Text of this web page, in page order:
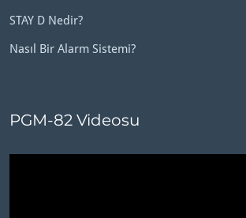
STAY D Nedir?
Nasıl Bir Alarm Sistemi?
PGM-82 Videosu